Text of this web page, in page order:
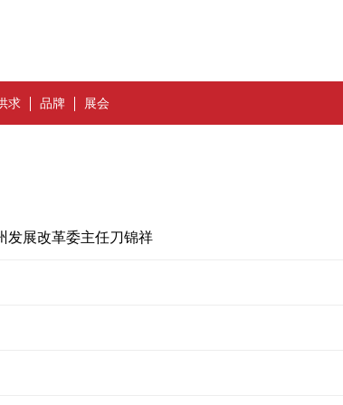
求 品牌 展会
展改革委主任刀锦祥